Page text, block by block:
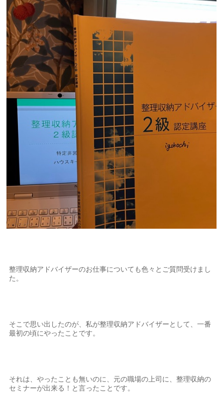
整理収納アドバイザーのお仕事についても色々とご質問受けまし
た。
そこで思い出したのが、私が整理収納アドバイザーとして、一番
最初の頃にやったことです。
それは、やったことも無いのに、元の職場の上司に、整理収納の
セミナーが出来る！と言ったことです。